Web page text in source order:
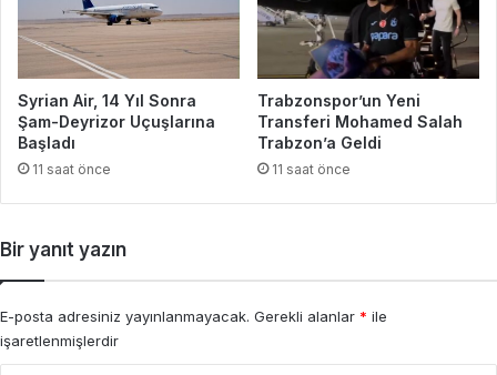
Syrian Air, 14 Yıl Sonra
Şam-Deyrizor Uçuşlarına
Başladı
11 saat önce
Trabzonspor’un Yeni
Transferi Mohamed Salah
Trabzon’a Geldi
11 saat önce
Bir yanıt yazın
E-posta adresiniz yayınlanmayacak. Gerekli alanlar * ile
işaretlenmişlerdir